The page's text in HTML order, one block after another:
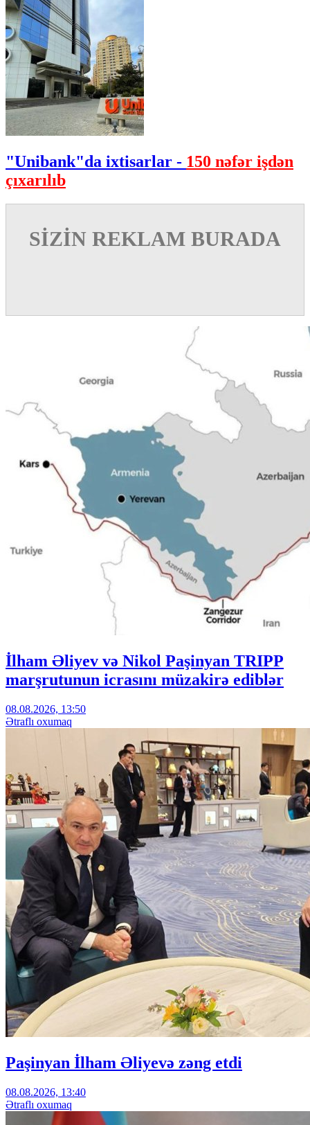
"Unibank"da ixtisarlar - 150 nəfər işdən
çıxarılıb
SİZİN REKLAM BURADA
İlham Əliyev və Nikol Paşinyan TRIPP
marşrutunun icrasını müzakirə ediblər
08.08.2026, 13:50
Ətraflı oxumaq
Paşinyan İlham Əliyevə zəng etdi
08.08.2026, 13:40
Ətraflı oxumaq